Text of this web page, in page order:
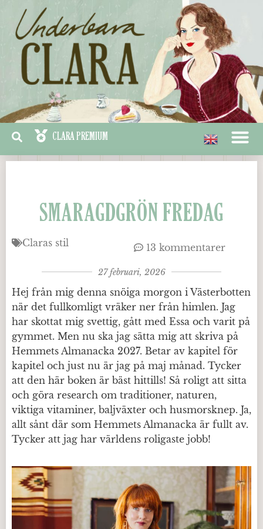
SMARAGDGRÖN FREDAG
Claras stil 13 kommentarer
27 februari, 2026
Hej från mig denna snöiga morgon i Västerbotten
när det fullkomligt vräker ner från himlen. Jag
har skottat mig svettig, gått med Essa och varit på
gymmet. Men nu ska jag sätta mig att skriva på
Hemmets Almanacka 2027. Betar av kapitel för
kapitel och just nu är jag på maj månad. Tycker
att den här boken är bäst hittills! Så roligt att sitta
och göra research om traditioner, naturen,
viktiga vitaminer, baljväxter och husmorsknep. Ja,
allt sånt där som Hemmets Almanacka är fullt av.
Tycker att jag har världens roligaste jobb!